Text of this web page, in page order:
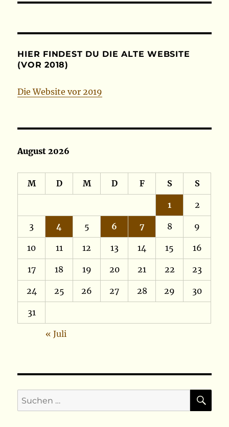
HIER FINDEST DU DIE ALTE WEBSITE
(VOR 2018)
Die Website vor 2019
August 2026
M D M D F S S
1 2
3 4 5 6 7 8 9
10 11 12 13 14 15 16
17 18 19 20 21 22 23
24 25 26 27 28 29 30
31
« Juli
Suchen
nach: